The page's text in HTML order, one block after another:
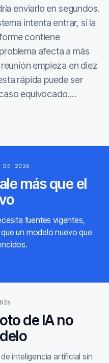
enviarlo en segundos.
intenta entrar, si la
contiene
afecta a más
empieza en diez
rápida puede ser
equivocado.…
DE 2026
más que el
fuentes vigentes,
un modelo nuevo que
de IA no
inteligencia artificial sin